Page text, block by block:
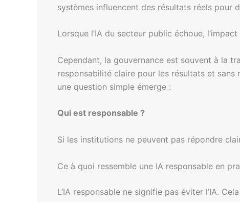
systèmes influencent des résultats réels pour
Lorsque l’IA du secteur public échoue,
Cependant, la gouvernance est souvent à la
responsabilité claire pour les résultats et
une question simple émerge :
Qui est responsable ?
Si les institutions ne peuvent pas répondre
Ce à quoi ressemble une IA responsable en
L’IA responsable ne signifie pas éviter l’IA.